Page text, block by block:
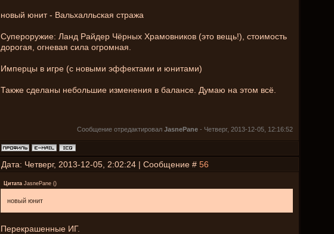
новый юнит - Вальхалльская стража
Супероружие: Ланд Райдер Чёрных Храмовников (это вещь!), стоимость
дорогая, огневая сила огромная.
Имперцы в игре (с новыми эффектами и юнитами)
Также сделаны небольшие изменения в балансе. Думаю на этом всё.
Сообщение отредактировал JasnePane - Четверг, 2013-12-05, 12:16:52
Дата: Четверг, 2013-12-05, 2:02:24 | Сообщение # 56
Цитата JasnePane ()
новый юнит
Перекрашенные ИГ.